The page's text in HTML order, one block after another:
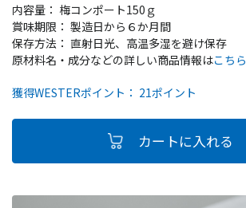
内容量： 梅コンポート150ｇ
賞味期限： 製造日から６か月間
保存方法： 直射日光、高温多湿を避け保存
獲得WESTERポイント： 21ポイント
原材料名・成分などの詳しい商品情報はこちら